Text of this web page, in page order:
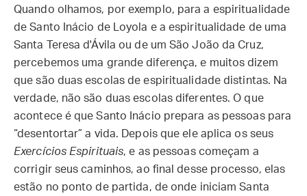
Quando olhamos, por exemplo, para a espiritualidade
de Santo Inácio de Loyola e a espiritualidade de uma
Santa Teresa d'Ávila ou de um São João da Cruz,
percebemos uma grande diferença, e muitos dizem
que são duas escolas de espiritualidade distintas. Na
verdade, não são duas escolas diferentes. O que
acontece é que Santo Inácio prepara as pessoas para
“desentortar” a vida. Depois que ele aplica os seus
Exercícios Espirituais, e as pessoas começam a
corrigir seus caminhos, ao final desse processo, elas
estão no ponto de partida, de onde iniciam Santa